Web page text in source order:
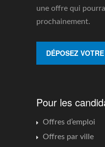
une offre qui
prochainement.
DÉPOSEZ
Pour les
Offres d’emploi
Offres par ville